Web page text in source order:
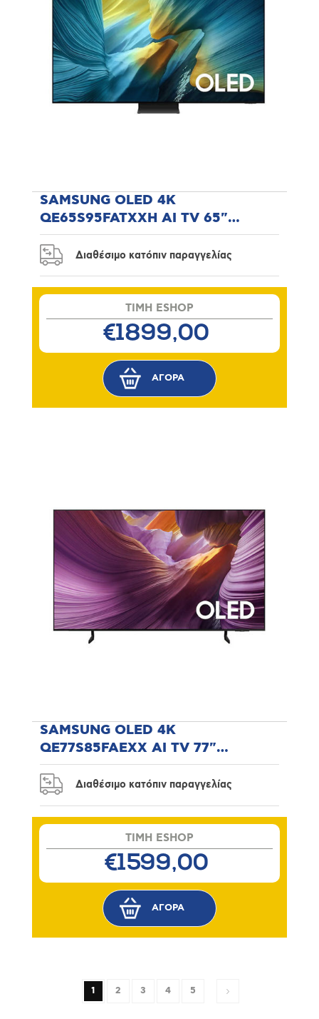
SAMSUNG OLED 4K
QE65S95FATXXH AI TV 65"
Τηλεόραση
Διαθέσιμο κατόπιν παραγγελίας
TIMH ESHOP
€1899,00
SAMSUNG OLED 4K
QE77S85FAEXX AI TV 77"
Τηλεόραση
Διαθέσιμο κατόπιν παραγγελίας
TIMH ESHOP
€1599,00
1 2 3 4 5